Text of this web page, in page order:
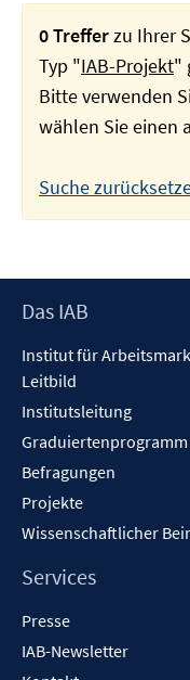
0 Trefferzu Ihrer
Typ "IAB-Projekt"
Bitte verwenden
wählen Sie einen
Suche
Footer
Das IAB
Institut für
Leitbild
Institutsleitung
Graduiertenprogramm
Befragungen
Projekte
Wissenschaftlicher
Services
Presse
IAB-Newsletter